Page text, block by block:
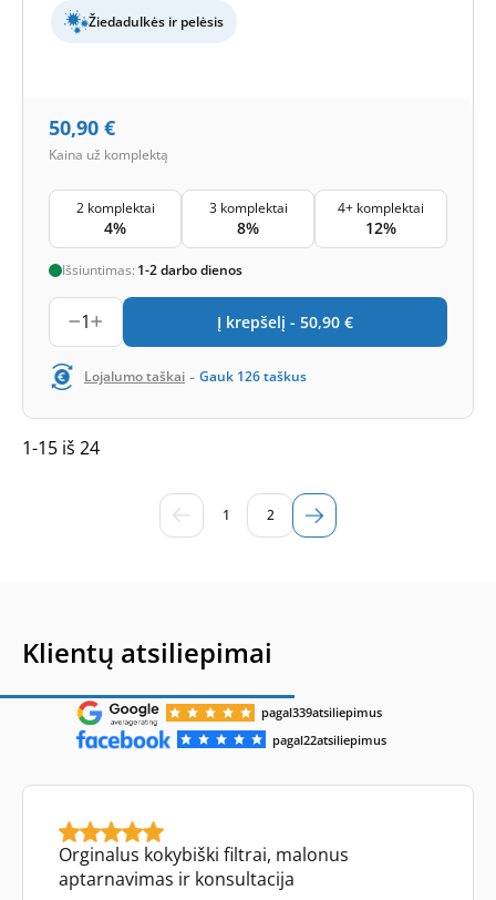
Žiedadulkės ir pelėsis
50,90 €
Kaina už komplektą
2 komplektai
4%
3 komplektai
8%
4+ komplektai
12%
Išsiuntimas: 1-2 darbo dienos
1 Į krepšelį - 50,90 €
Lojalumo taškai - Gauk 126taškus
1-15 iš 24
1 2
Klientų atsiliepimai
pagal339atsiliepimus
pagal22atsiliepimus
Orginalus kokybiški filtrai, malonus
aptarnavimas ir konsultacija